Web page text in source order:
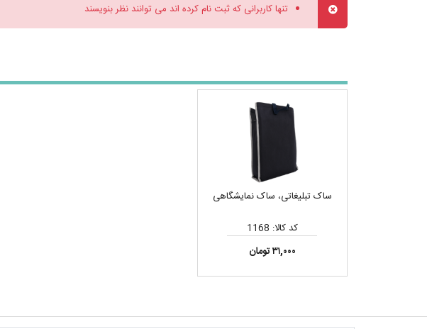
تنها کاربرانی که ثبت نام کرده اند می توانند نظر بنویسند
ساک تبلیغاتی، ساک نمایشگاهی
کد کالا: 1168
۳۱,۰۰۰ تومان